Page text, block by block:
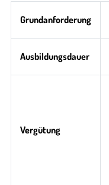
Grundanforderung
Ausbildungsdauer
Vergütung